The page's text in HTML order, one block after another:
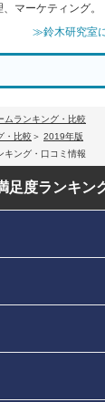
マーケティング。
≫鈴木研究室
ムランキング・比較
・比較
2019年版
キング・口コミ情報
足度ランキン